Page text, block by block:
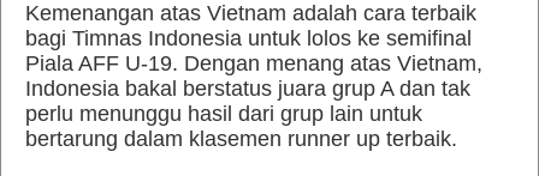
Kemenangan atas Vietnam adalah cara terbaik
bagi Timnas Indonesia untuk lolos ke semifinal
Piala AFF U-19. Dengan menang atas Vietnam,
Indonesia bakal berstatus juara grup A dan tak
perlu menunggu hasil dari grup lain untuk
bertarung dalam klasemen runner up terbaik.